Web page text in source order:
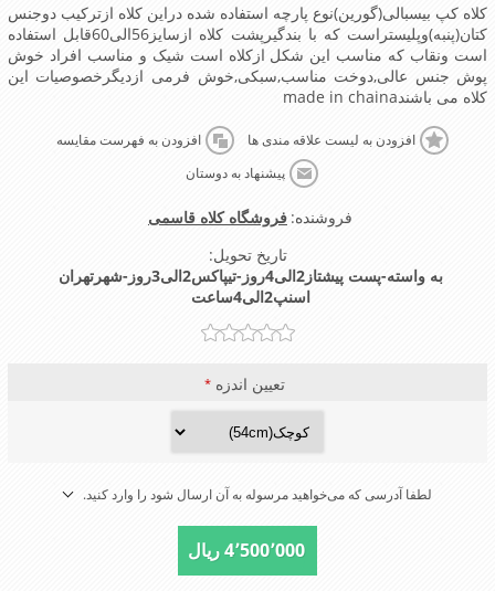
کلاه کپ بیسبالی(گورین)نوع پارچه استفاده شده دراین کلاه ازترکیب دوجنس
کتان(پنبه)وپلیستراست که با بندگیرپشت کلاه ازسایز56الی60قابل استفاده
است ونقاب که مناسب این شکل ازکلاه است شیک و مناسب افراد خوش
پوش جنس عالی,دوخت مناسب,سبکی,خوش فرمی ازدیگرخصوصیات این
کلاه می باشندmade in chaina
افزودن به لیست علاقه مندی ها افزودن به فهرست مقایسه
پیشنهاد به دوستان
فروشنده: فروشگاه کلاه قاسمی
تاریخ تحویل:
به واسته-پست پیشتاز2الی4روز-تیپاکس2الی3روز-شهرتهران
اسنپ2الی4ساعت
تعیین اندزه*
لطفا آدرسی که می‌خواهید مرسوله به آن ارسال شود را وارد کنید.
4٬500٬000 ریال